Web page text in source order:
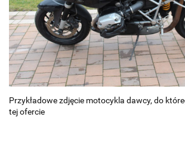
Przykładowe zdjęcie motocykla dawcy, do
tej ofercie